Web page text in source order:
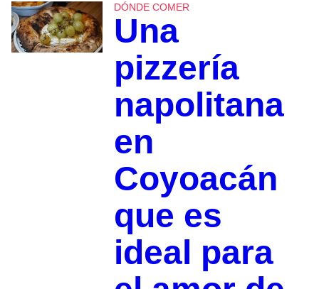
DÓNDE COMER
Una
pizzería
napolitana
en
Coyoacán
que es
ideal para